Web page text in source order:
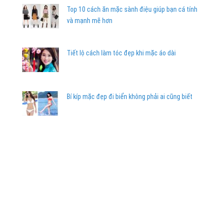
Top 10 cách ăn mặc sành điệu giúp bạn cá tính
và mạnh mẽ hơn
Tiết lộ cách làm tóc đẹp khi mặc áo dài
Bí kíp mặc đẹp đi biển không phải ai cũng biết